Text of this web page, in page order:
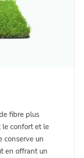
fibre plus
le confort et le
conserve un
en offrant un